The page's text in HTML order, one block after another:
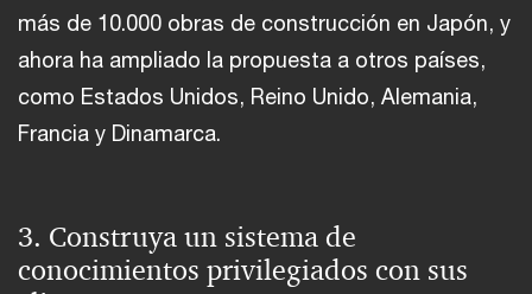
más de 10.000 obras de construcción en Japón, y
ahora ha ampliado la propuesta a otros países,
como Estados Unidos, Reino Unido, Alemania,
Francia y Dinamarca.
3. Construya un sistema de
conocimientos privilegiados con sus